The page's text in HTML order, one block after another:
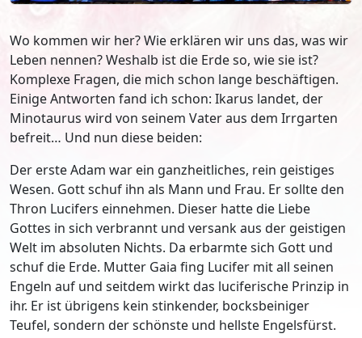
Wo kommen wir her? Wie erklären wir uns das, was wir
Leben nennen? Weshalb ist die Erde so, wie sie ist?
Komplexe Fragen, die mich schon lange beschäftigen.
Einige Antworten fand ich schon: Ikarus landet, der
Minotaurus wird von seinem Vater aus dem Irrgarten
befreit… Und nun diese beiden:
Der erste Adam war ein ganzheitliches, rein geistiges
Wesen. Gott schuf ihn als Mann und Frau. Er sollte den
Thron Lucifers einnehmen. Dieser hatte die Liebe
Gottes in sich verbrannt und versank aus der geistigen
Welt im absoluten Nichts. Da erbarmte sich Gott und
schuf die Erde. Mutter Gaia fing Lucifer mit all seinen
Engeln auf und seitdem wirkt das luciferische Prinzip in
ihr. Er ist übrigens kein stinkender, bocksbeiniger
Teufel, sondern der schönste und hellste Engelsfürst.